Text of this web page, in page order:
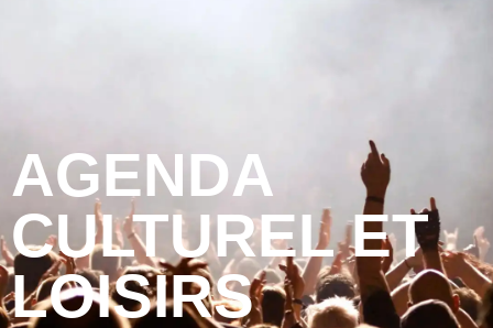
AGENDA
CULTUREL ET
LOISIRS